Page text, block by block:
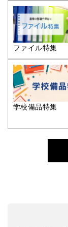
ファイル特集
学校備品特集